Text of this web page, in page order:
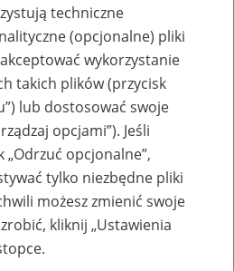
- zakładanie profili
Twojej firmy
techniczne
(opcjonalne) pliki
wykorzystanie
takich plików (przycisk
lub dostosować swoje
opcjami”). Jeśli
„Odrzuć opcjonalne”,
tylko niezbędne pliki
możesz zmienić swoje
kliknij „Ustawienia